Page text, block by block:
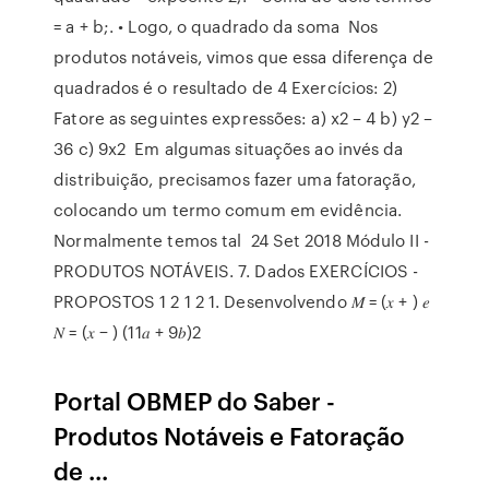
= a + b;. • Logo, o quadrado da soma Nos
produtos notáveis, vimos que essa diferença de
quadrados é o resultado de 4 Exercícios: 2)
Fatore as seguintes expressões: a) x2 – 4 b) y2 –
36 c) 9x2 Em algumas situações ao invés da
distribuição, precisamos fazer uma fatoração,
colocando um termo comum em evidência.
Normalmente temos tal 24 Set 2018 Módulo II -
PRODUTOS NOTÁVEIS. 7. Dados EXERCÍCIOS -
PROPOSTOS 1 2 1 2 1. Desenvolvendo 𝑀 = (𝑥 + ) 𝑒
𝑁 = (𝑥 − ) (11𝑎 + 9𝑏)2
Portal OBMEP do Saber -
Produtos Notáveis e Fatoração
de ...